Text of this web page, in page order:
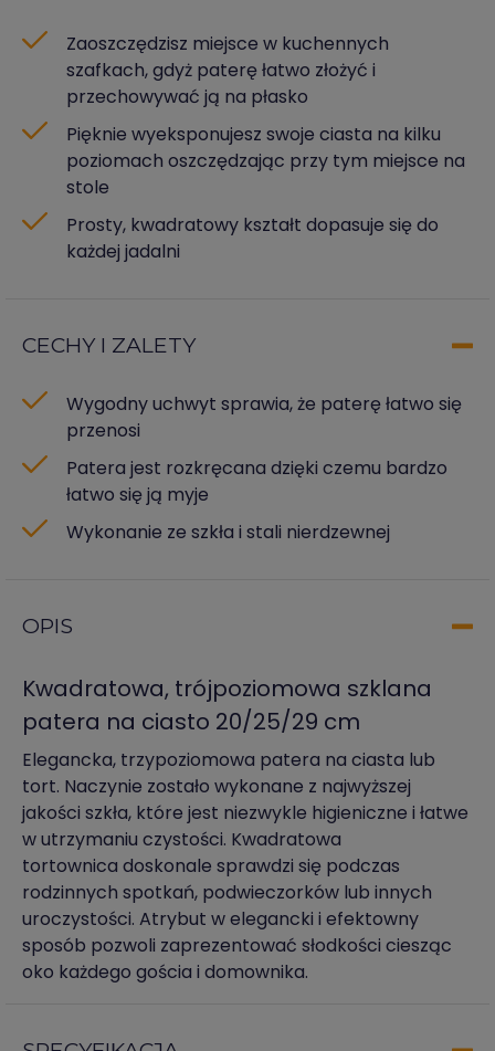
Zaoszczędzisz miejsce w kuchennych
szafkach, gdyż paterę łatwo złożyć i
przechowywać ją na płasko
Pięknie wyeksponujesz swoje ciasta na kilku
poziomach oszczędzając przy tym miejsce na
stole
Prosty, kwadratowy kształt dopasuje się do
każdej jadalni
CECHY I ZALETY
Wygodny uchwyt sprawia, że paterę łatwo się
przenosi
Patera jest rozkręcana dzięki czemu bardzo
łatwo się ją myje
Wykonanie ze szkła i stali nierdzewnej
OPIS
Kwadratowa, trójpoziomowa szklana
patera na ciasto 20/25/29 cm
Elegancka, trzypoziomowa patera na ciasta lub
tort. Naczynie zostało wykonane z najwyższej
jakości szkła, które jest niezwykle higieniczne i łatwe
w utrzymaniu czystości. Kwadratowa
tortownica doskonale sprawdzi się podczas
rodzinnych spotkań, podwieczorków lub innych
uroczystości. Atrybut w elegancki i efektowny
sposób pozwoli zaprezentować słodkości ciesząc
oko każdego gościa i domownika.